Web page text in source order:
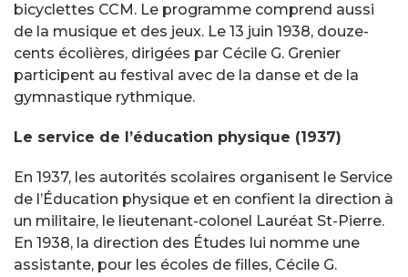
bicyclettes CCM. Le programme comprend aussi
de la musique et des jeux. Le 13 juin 1938, douze-
cents écolières, dirigées par Cécile G. Grenier
participent au festival avec de la danse et de la
gymnastique rythmique.
Le service de l’éducation physique (1937)
En 1937, les autorités scolaires organisent le Service
de l’Éducation physique et en confient la direction à
un militaire, le lieutenant-colonel Lauréat St-Pierre.
En 1938, la direction des Études lui nomme une
assistante, pour les écoles de filles, Cécile G.